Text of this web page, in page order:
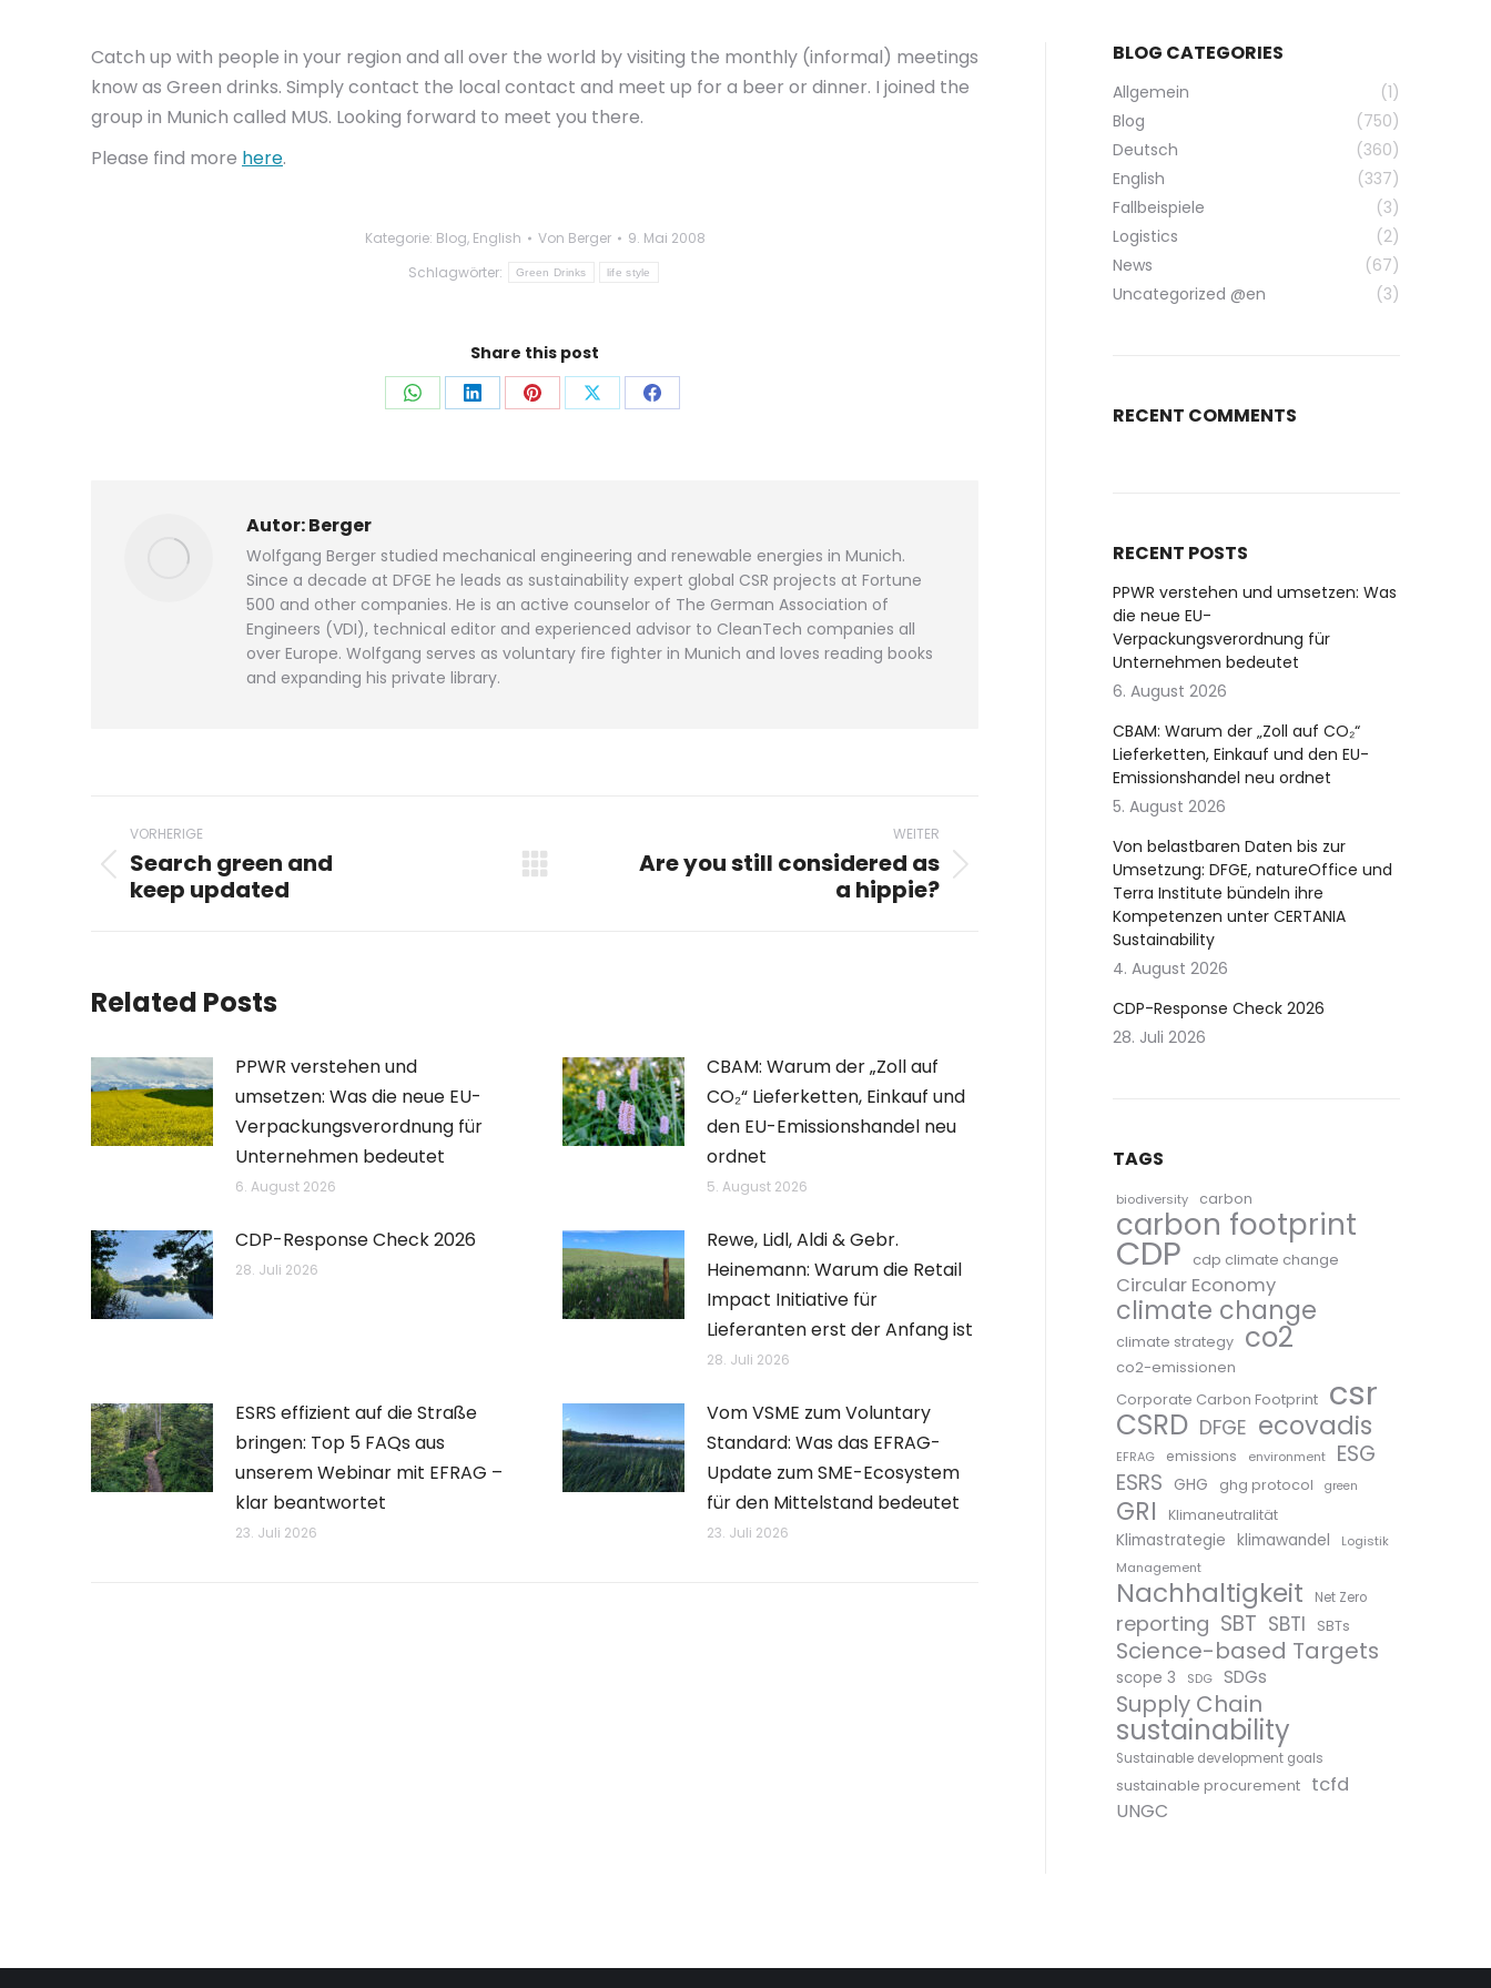
Catch up with people in your region and all over the world by visiting the monthly (informal) meetings
know as Green drinks. Simply contact the local contact and meet up for a beer or dinner. I joined the
group in Munich called MUS. Looking forward to meet you there.
Please find more here.
Kategorie: Blog, English Von Berger
9. Mai 2008
Schlagwörter:
Green Drinks life style
Share this post
Auf
Auf
Auf
Auf
Auf
Autor:Berger
Wolfgang Berger studied mechanical engineering and renewable energies in Munich.
Since a decade at DFGE he leads as sustainability expert global CSR projects at Fortune
500 and other companies. He is an active counselor of The German Association of
Engineers (VDI), technical editor and experienced advisor to CleanTech companies all
over Europe. Wolfgang serves as voluntary fire fighter in Munich and loves reading books
and expanding his private library.
Beitragsnavigation
VORHERIGE
Vorheriger
Beitrag:
Search green and
keep updated
WEITER
NächsterAre you still considered as
a hippie?
Related Posts
PPWR verstehen und
umsetzen: Was die neue EU-
Verpackungsverordnung für
Unternehmen bedeutet
6. August 2026
CBAM: Warum der „Zoll auf
CO₂“ Lieferketten, Einkauf und
den EU-Emissionshandel neu
ordnet
5. August 2026
CDP-Response Check 2026
28. Juli 2026
Rewe, Lidl, Aldi & Gebr.
Heinemann: Warum die Retail
Impact Initiative für
Lieferanten erst der Anfang ist
28. Juli 2026
ESRS effizient auf die Straße
bringen: Top 5 FAQs aus
unserem Webinar mit EFRAG –
klar beantwortet
23. Juli 2026
Vom VSME zum Voluntary
Standard: Was das EFRAG-
Update zum SME-Ecosystem
für den Mittelstand bedeutet
23. Juli 2026
BLOG CATEGORIES
Allgemein
(1)
Blog
(750)
Deutsch
(360)
English
(337)
Fallbeispiele
(3)
Logistics
(2)
News
(67)
Uncategorized @en
(3)
RECENT COMMENTS
RECENT POSTS
PPWR verstehen und umsetzen: Was
die neue EU-
Verpackungsverordnung für
Unternehmen bedeutet
6. August 2026
CBAM: Warum der „Zoll auf CO₂“
Lieferketten, Einkauf und den EU-
Emissionshandel neu ordnet
5. August 2026
Von belastbaren Daten bis zur
Umsetzung: DFGE, natureOffice und
Terra Institute bündeln ihre
Kompetenzen unter CERTANIA
Sustainability
4. August 2026
CDP-Response Check 2026
28. Juli 2026
TAGS
biodiversity carbon
carbon footprint
CDP cdp climate change
Circular Economy
climate change
climate strategy co2
co2-emissionen
Corporate Carbon Footprint csr
CSRD DFGE ecovadis
EFRAG emissions environment
ESG
ESRS GHG ghg protocol green
GRI Klimaneutralität
Klimastrategie klimawandel
Logistik
Management
Nachhaltigkeit Net Zero
reporting SBT SBTI SBTs
Science-based Targets
scope 3 SDG SDGs
Supply Chain
sustainability
Sustainable development goals
sustainable procurement tcfd
UNGC